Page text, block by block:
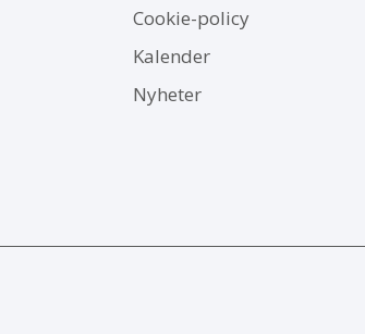
Om
Cookie-policy
Kalender
Nyheter